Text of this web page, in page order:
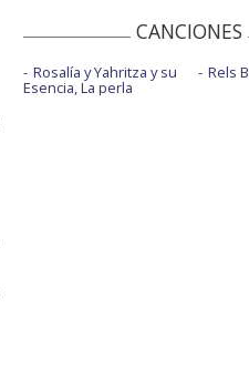
CANCIONES
Rosalía y Yahritza y su
Esencia, La perla
Rels